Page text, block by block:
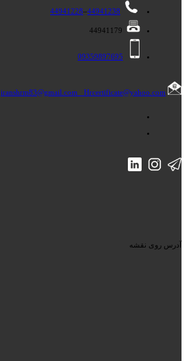
44941238
–
44941228
09359897695
iranshrm83@gmail.com Hrcertificate@yahoo.com
آدرس روی نقشه